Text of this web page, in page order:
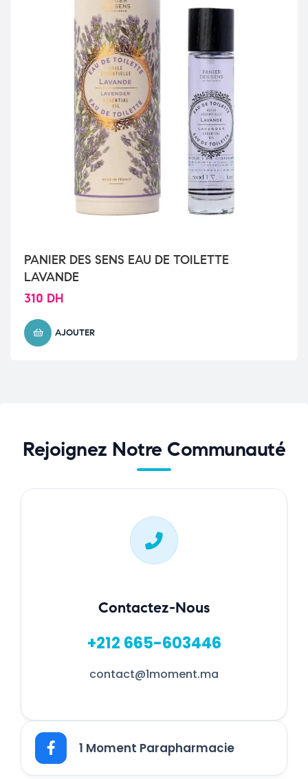
PANIER DES SENS EAU DE TOILETTE
LAVANDE
310 DH
AJOUTER
Rejoignez Notre Communauté
Contactez-Nous
+212 665-603446
contact@1moment.ma
1 Moment Parapharmacie